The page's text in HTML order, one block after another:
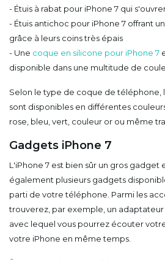
- Étuis à rabat pour iPhone 7 qui
- Étuis antichoc pour iPhone 7 offrant
grâce à leurs coins très épais
- Une coque en silicone pour iPhone 7
disponible dans une multitude de
Selon le type de coque de téléphone,
sont disponibles en différentes
rose, bleu, vert, couleur or ou même
Gadgets iPhone 7
L'iPhone 7 est bien sûr un gros gadget
également plusieurs gadgets
parti de votre téléphone. Parmi les
trouverez, par exemple, un
avec lequel vous pourrez écouter
votre iPhone en même temps.